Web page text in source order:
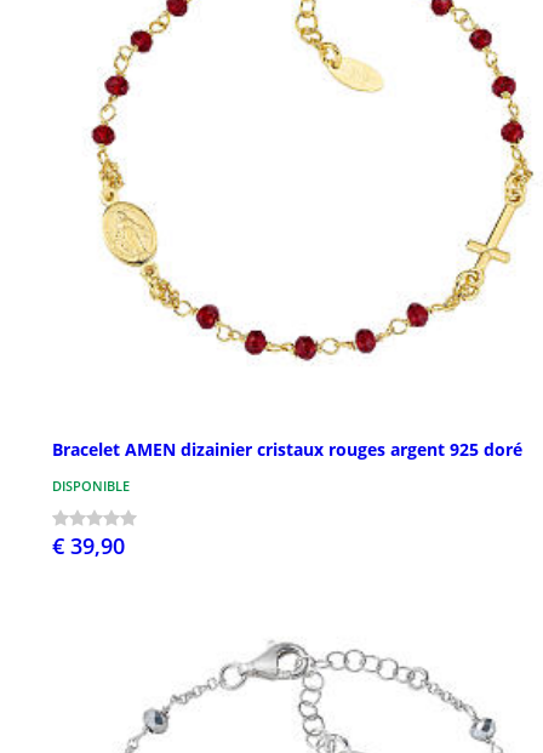
Bracelet AMEN dizainier cristaux rouges argent 925 doré
DISPONIBLE
€ 39,90